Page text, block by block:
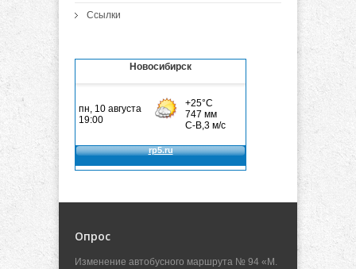
Ссылки
Новосибирск
Опрос
Изменение автобусного маршрута № 94 «М.